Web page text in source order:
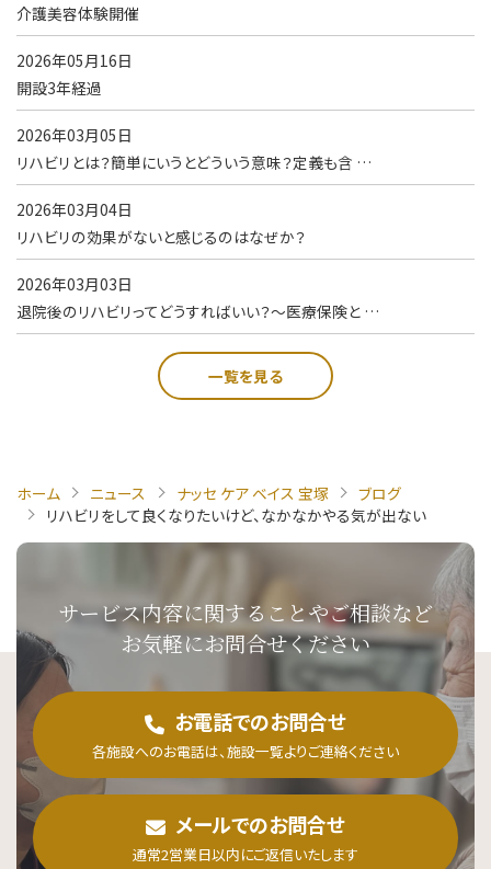
介護美容体験開催
2026年05月16日
開設3年経過
2026年03月05日
リハビリとは？簡単にいうとどういう意味？定義も含 …
2026年03月04日
リハビリの効果がないと感じるのはなぜか？
2026年03月03日
退院後のリハビリってどうすればいい？～医療保険と …
一覧を見る
ホーム ニュース ナッセ ケア ベイス 宝塚
ブログ
リハビリをして良くなりたいけど、なかなかやる気が出ない
サービス内容に関することやご相談など
お気軽にお問合せください
お電話でのお問合せ
各施設へのお電話は、施設一覧よりご連絡ください
メールでのお問合せ
通常2営業日以内にご返信いたします